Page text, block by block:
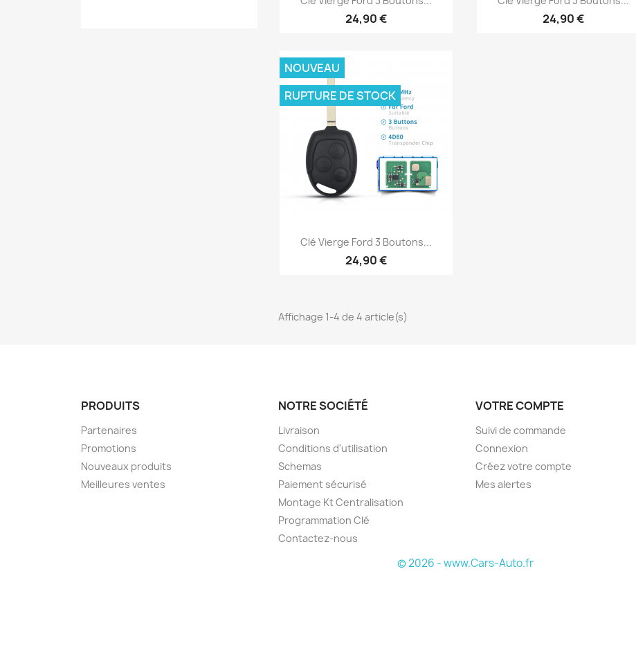
24,90 € 24,90 €
Aperçu rapide
Clé Vierge Ford 3 Boutons...
24,90 €
NOUVEAU
RUPTURE DE STOCK
Affichage 1-4 de 4 article(s)
PRODUITS
Partenaires
Promotions
Nouveaux produits
Meilleures ventes
NOTRE SOCIÉTÉ
Livraison
Conditions d'utilisation
Schemas
Paiement sécurisé
Montage Kt Centralisation
Programmation Clé
Contactez-nous
VOTRE COMPTE
Suivi de commande
Connexion
Créez votre compte
Mes alertes
© 2026 - www.Cars-Auto.fr